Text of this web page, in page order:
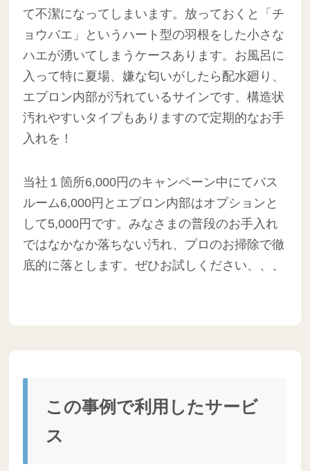
て不潔になってしまいます。放っておくと「チ
ョウバエ」というハート型の羽根をした小さな
ハエが湧いてしまうケースあります。お風呂に
入って特に夏場、嫌な匂いがしたら配水廻り、
エプロン内部が汚れているサインです、構造状
汚れやすいタイプもありますので定期的なお手
入れを！
当社１箇所6,000円のキャンペーン中にてバス
ルーム6,000円とエプロン内部はオプションと
して5,000円です。みなさまの普段のお手入れ
ではなかなか落ちない汚れ、プロのお掃除で徹
底的に落とします。ぜひお試しください、、、
この事例で利用したサービ
ス